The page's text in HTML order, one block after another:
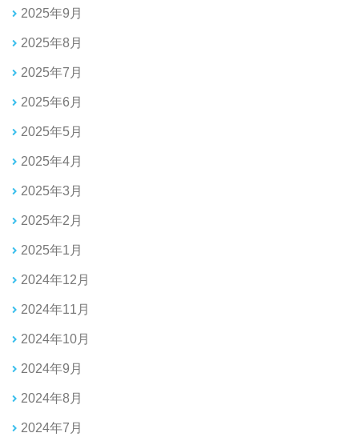
2025年9月
2025年8月
2025年7月
2025年6月
2025年5月
2025年4月
2025年3月
2025年2月
2025年1月
2024年12月
2024年11月
2024年10月
2024年9月
2024年8月
2024年7月